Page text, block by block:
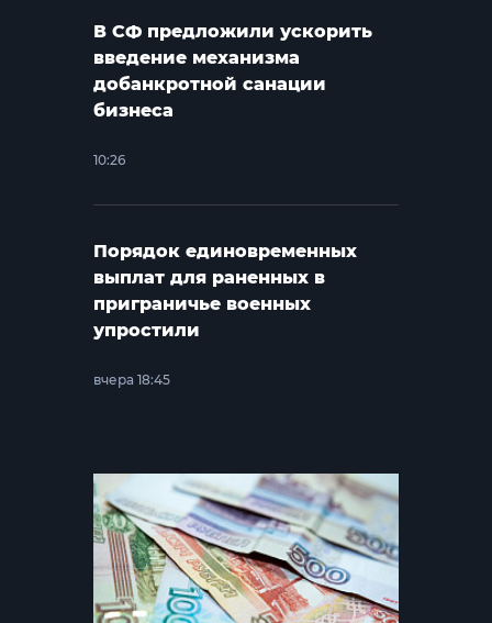
В СФ предложили ускорить
введение механизма
добанкротной санации
бизнеса
10:26
Порядок единовременных
выплат для раненных в
приграничье военных
упростили
вчера 18:45